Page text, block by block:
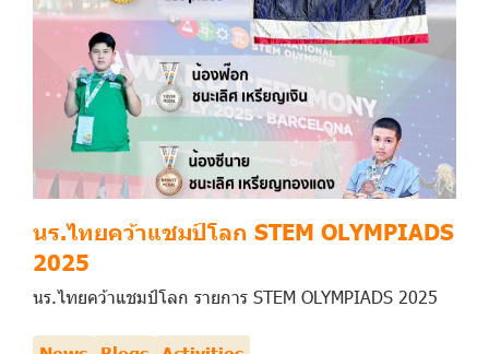
นร.ไทยคว้าแชมป์โลก STEM OLYMPIADS
2025
นร.ไทยคว้าแชมป์โลก รายการ STEM OLYMPIADS 2025